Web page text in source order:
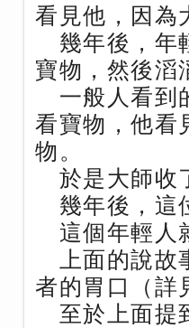
看見他，因為
幾年後，年
寶物，然後滔
一般人看到
看寶物，他看
物。
於是大師收
幾年後，這
這個年輕人
上面的說故
者的胃口（詳
至於上面提